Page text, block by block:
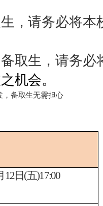
，请务必将本
取生，请务必
机会。
，备取生无需担心
12日(五)17:00